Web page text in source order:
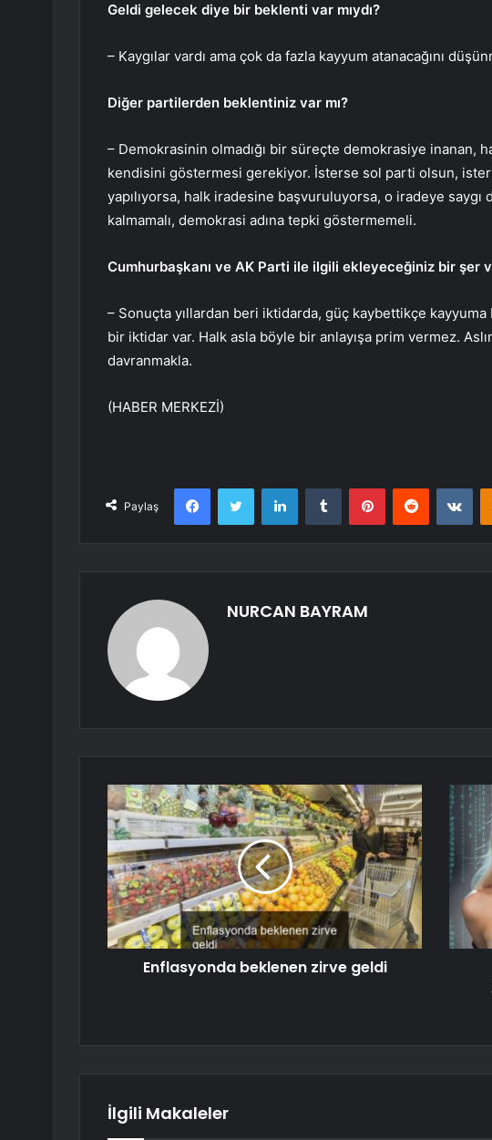
Geldi gelecek diye bir beklenti var mıydı?
– Kaygılar vardı ama çok da fazla kayyum atanacağını
Diğer partilerden beklentiniz var mı?
– Demokrasinin olmadığı bir süreçte demokrasiye inanan,
kendisini göstermesi gerekiyor. İsterse sol parti olsun,
yapılıyorsa, halk iradesine başvuruluyorsa, o iradeye
kalmamalı, demokrasi adına tepki göstermemeli.
Cumhurbaşkanı ve AK Parti ile ilgili ekleyeceğiniz bir şer
– Sonuçta yıllardan beri iktidarda, güç kaybettikçe
bir iktidar var. Halk asla böyle bir anlayışa prim vermez.
davranmakla.
(HABER MERKEZİ)
Paylaş
FacebookTwitter LinkedInTumblr PinterestReddit
NURCAN BAYRAM
Enflasyonda beklenen zirve geldi
İlgili Makaleler